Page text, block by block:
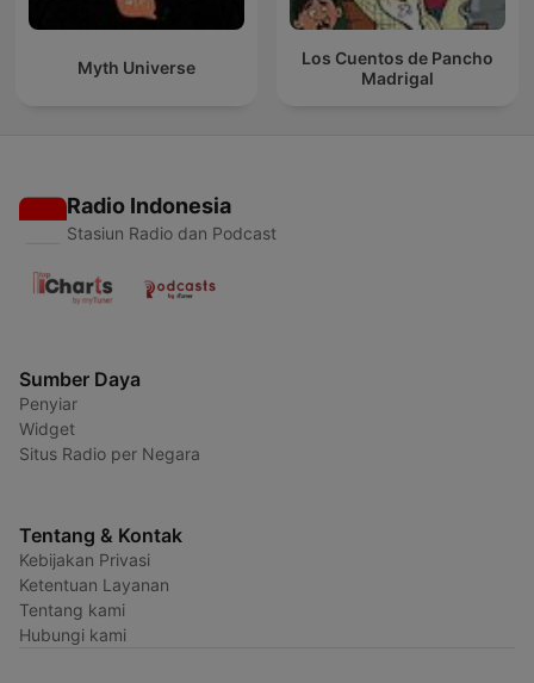
Myth Universe
Los Cuentos de Pancho
Madrigal
Radio Indonesia
Stasiun Radio dan Podcast
Sumber Daya
Penyiar
Widget
Situs Radio per Negara
Tentang & Kontak
Kebijakan Privasi
Ketentuan Layanan
Tentang kami
Hubungi kami